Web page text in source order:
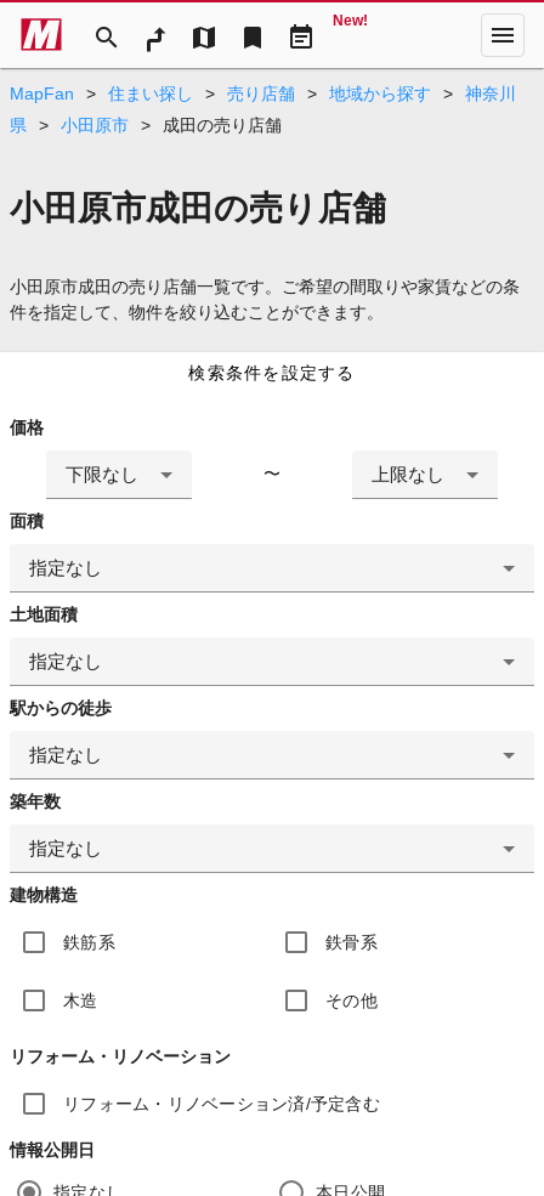
search map bookmark event_note
New! menu
MapFan > 住まい探し > 売り店舗 > 地域から探す >
神奈川
県
> 小田原市 > 成田の売り店舗
小田原市成田の売り店舗
小田原市成田の売り店舗一覧です。ご希望の間取りや家賃などの条
件を指定して、物件を絞り込むことができます。
検索条件を設定する
価格
下限なし 〜 上限なし
面積
指定なし
土地面積
指定なし
駅からの徒歩
指定なし
築年数
指定なし
建物構造
鉄筋系 鉄骨系
木造 その他
リフォーム・リノベーション
リフォーム・リノベーション済/予定含む
情報公開日
指定なし 本日公開